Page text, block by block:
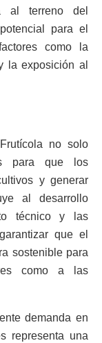
al terreno del
para el
como la
la exposición al
no solo
para que los
y generar
al desarrollo
técnico y las
que el
sostenible para
como a las
demanda en
representa una